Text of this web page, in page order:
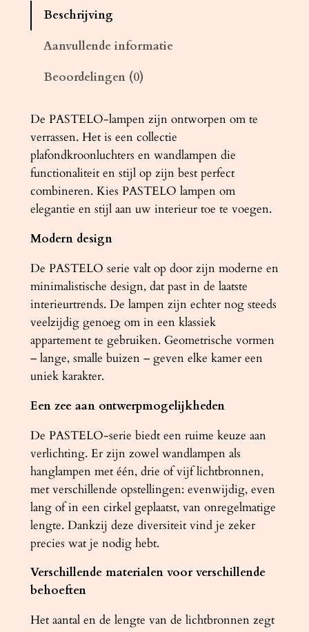
T
E
L
O
2
w
t
a
n
t
a
l
Beschrijving
Aanvullende informatie
Beoordelingen (0)
De PASTELO-lampen zijn ontworpen om te
verrassen. Het is een collectie
plafondkroonluchters en wandlampen die
functionaliteit en stijl op zijn best perfect
combineren. Kies PASTELO lampen om
elegantie en stijl aan uw interieur toe te voegen.
Modern design
De PASTELO serie valt op door zijn moderne en
minimalistische design, dat past in de laatste
interieurtrends. De lampen zijn echter nog steeds
veelzijdig genoeg om in een klassiek
appartement te gebruiken. Geometrische vormen
– lange, smalle buizen – geven elke kamer een
uniek karakter.
Een zee aan ontwerpmogelijkheden
De PASTELO-serie biedt een ruime keuze aan
verlichting. Er zijn zowel wandlampen als
hanglampen met één, drie of vijf lichtbronnen,
met verschillende opstellingen: evenwijdig, even
lang of in een cirkel geplaatst, van onregelmatige
lengte. Dankzij deze diversiteit vind je zeker
precies wat je nodig hebt.
Verschillende materialen voor verschillende
behoeften
Het aantal en de lengte van de lichtbronnen zegt